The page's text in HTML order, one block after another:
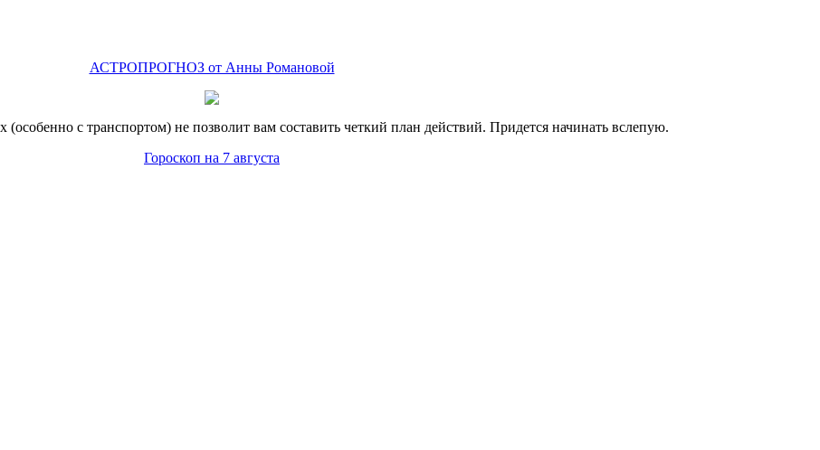
АСТРОПРОГНОЗ от Анны Романовой
(особенно с транспортом) не позволит вам составить четкий план действий. Придется начинать вслепую.
Гороскоп на 7 августа